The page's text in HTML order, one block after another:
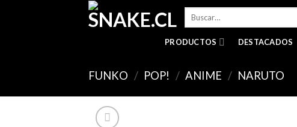
Buscar
PRODUCTOS DESTACADOS
FUNKO / POP! / ANIME / NARUTO